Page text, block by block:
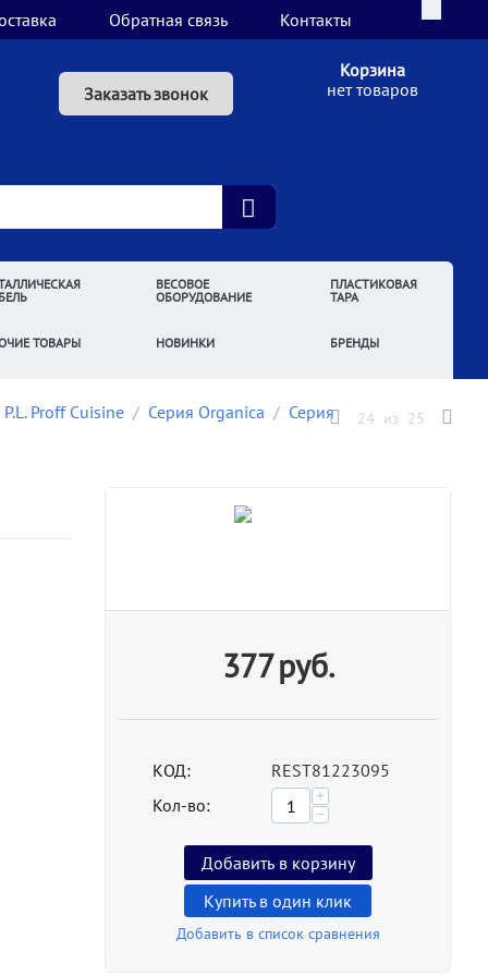
Обратная связь Контакты
Заказать звонок
Корзина
нет товаров
ВЕСОВОЕ
ОБОРУДОВАНИЕ
ПЛАСТИКОВАЯ
ТАРА
ТОВАРЫ НОВИНКИ БРЕНДЫ
Proff Cuisine / Серия Organica / Серия 24 из 25
377руб.
КОД:
REST81223095
Кол-во:
+
−
Добавить в корзину
Купить в один клик
Добавить в список сравнения